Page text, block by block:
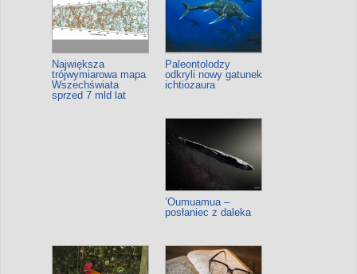
Największa
trójwymiarowa mapa
Wszechświata
sprzed 7 mld lat
Paleontolodzy
odkryli nowy gatunek
ichtiozaura
ʼOumuamua –
posłaniec z daleka